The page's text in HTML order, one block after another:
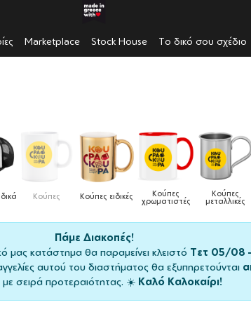
Marketplace Stock House Το δικό σου σχέδιο
Κούπες Κούπες ειδικές Κούπες
χρωματιστές
Κούπες
μεταλλικές
Πάμε Διακοπές!
μας κατάστημα θα παραμείνει κλειστό Τετ 05/08
αυτού του διαστήματος θα εξυπηρετούνται
με σειρά προτεραιότητας. ☀️ Καλό Καλοκαίρι!